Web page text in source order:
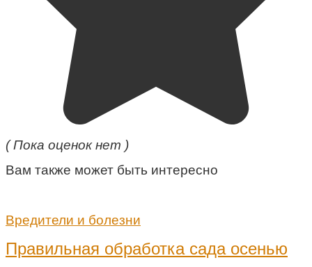
( Пока оценок нет )
Вам также может быть интересно
Вредители и болезни
Правильная обработка сада осенью